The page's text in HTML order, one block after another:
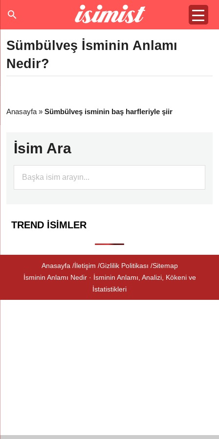
Sümbülveş İsminin Anlamı
Nedir?
Anasayfa »Sümbülveş isminin baş harfleriyle şiir
İsim Ara
TREND İSIMLER
Anasayfa İletişim Gizlilik Politikası Sitemap
İsminin Anlamı Nedir · İsminin Anlamı, Analizi, Kökeni ve
İstatistikleri